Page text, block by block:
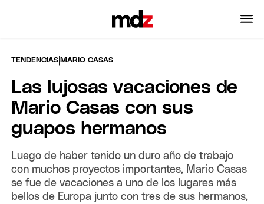
TENDENCIAS |MARIO CASAS
Las lujosas vacaciones de
Mario Casas con sus
guapos hermanos
Luego de haber tenido un duro año de trabajo
con muchos proyectos importantes, Mario Casas
se fue de vacaciones a uno de los lugares más
bellos de Europa junto con tres de sus hermanos,